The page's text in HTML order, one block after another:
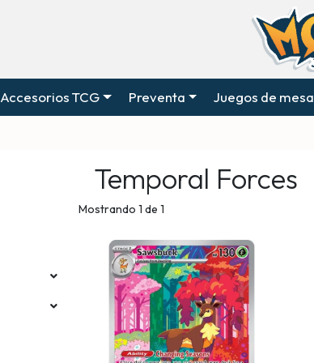
Accesorios TCG Preventa Juegos de mesa
Temporal Forces
Mostrando 1 de 1